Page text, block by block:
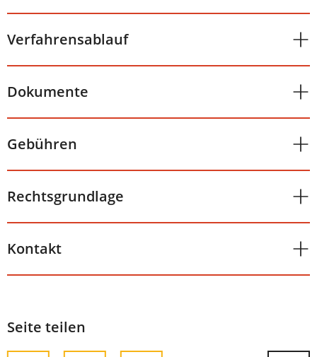
Verfahrensablauf
Dokumente
Gebühren
Rechtsgrundlage
Kontakt
Seite teilen